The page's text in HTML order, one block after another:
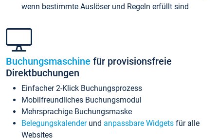
wenn bestimmte Auslöser und Regeln erfüllt sind
Buchungsmaschine für provisionsfreie
Direktbuchungen
Einfacher 2-Klick Buchungsprozess
Mobilfreundliches Buchungsmodul
Mehrsprachige Buchungsmaske
Belegungskalenderund anpassbare Widgets für alle
Websites